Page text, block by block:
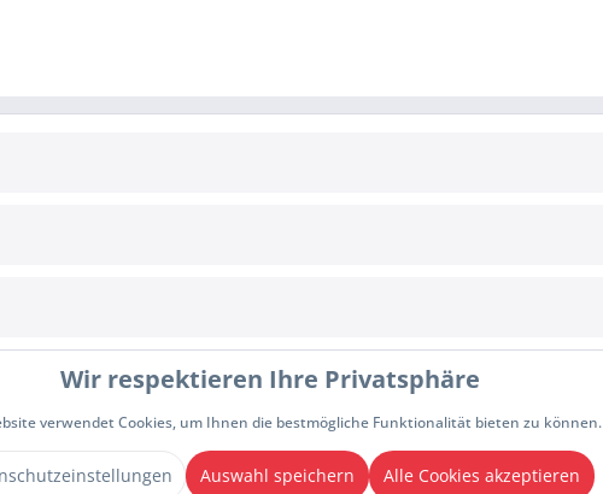
Allgemeine Geschäftsbedingungen
Impressum
Wir respektieren Ihre Privatsphäre
verwendet Cookies, um Ihnen die bestmögliche Funktionalität bieten zu können.
Auswahl speichern Alle Cookies akzeptieren